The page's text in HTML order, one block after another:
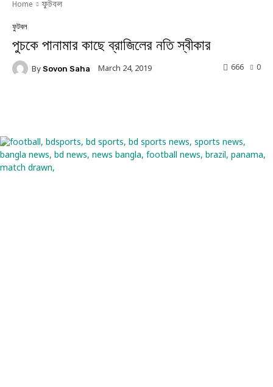
Home ফুটবল
ফুটবল
পুচকে পানামার কাছে ব্রাজিলের নতি স্বীকার
By Sovon Saha March 24, 2019 0
666